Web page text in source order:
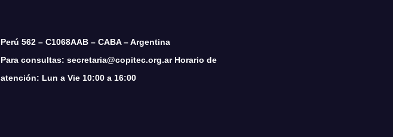
Perú 562 – C1068AAB – CABA – Argentina
Para consultas: secretaria@copitec.org.ar Horario de
atención: Lun a Vie 10:00 a 16:00